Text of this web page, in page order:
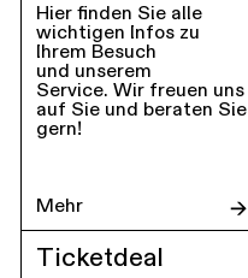
Hier finden Sie alle
wichtigen Infos zu
Ihrem Besuch
und unserem
Service. Wir freuen uns
auf Sie und beraten Sie
gern!
Mehr
Ticketdeal